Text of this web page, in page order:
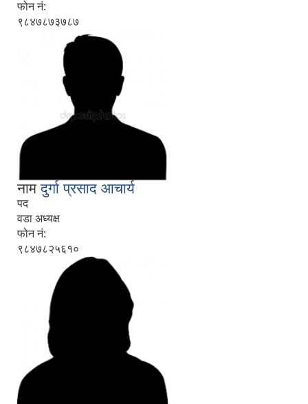
फोन नं:
९८४७८७३७८७
नाम दुर्गा प्रसाद आचार्य
पद
वडा अध्यक्ष
फोन नं:
९८४७८२५६१०